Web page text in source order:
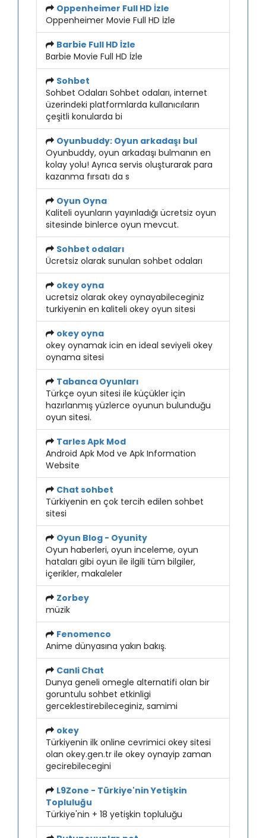
Oppenheimer Full HD İzle
Oppenheimer Movie Full HD İzle
Barbie Full HD İzle
Barbie Movie Full HD İzle
Sohbet
Sohbet Odaları Sohbet odaları, internet
üzerindeki platformlarda kullanıcıların
çeşitli konularda bi
Oyunbuddy: Oyun arkadaşı bul
Oyunbuddy, oyun arkadaşı bulmanın en
kolay yolu! Ayrıca servis oluşturarak para
kazanma fırsatı da s
Oyun Oyna
Kaliteli oyunların yayınladığı ücretsiz oyun
sitesinde binlerce oyun mevcut.
Sohbet odaları
Ücretsiz olarak sunulan sohbet odaları
okey oyna
ucretsiz olarak okey oynayabileceginiz
turkiyenin en kaliteli okey oyun sitesi
okey oyna
okey oynamak icin en ideal seviyeli okey
oynama sitesi
Tabanca Oyunları
Türkçe oyun sitesi ile küçükler için
hazırlanmış yüzlerce oyunun bulunduğu
oyun sitesi.
Tarles Apk Mod
Android Apk Mod ve Apk Information
Website
Chat sohbet
Türkiyenin en çok tercih edilen sohbet
sitesi
Oyun Blog - Oyunity
Oyun haberleri, oyun inceleme, oyun
hataları gibi oyun ile ilgili tüm bilgiler,
içerikler, makaleler
Zorbey
müzik
Fenomenco
Anime dünyasına yakın bakış.
Canli Chat
Dunya geneli omegle alternatifi olan bir
goruntulu sohbet etkinligi
gerceklestirebileceginiz, samimi
okey
Türkiyenin ilk online cevrimici okey sitesi
olan okey.gen.tr ile okey oynayip zaman
gecirebilecegini
L9Zone - Türkiye'nin Yetişkin
Topluluğu
Türkiye'nin + 18 yetişkin topluluğu